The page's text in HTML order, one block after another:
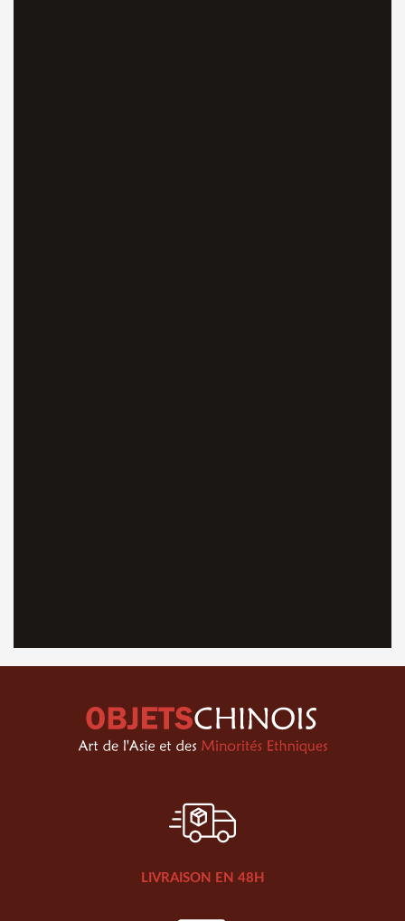
LIVRAISON EN 48H